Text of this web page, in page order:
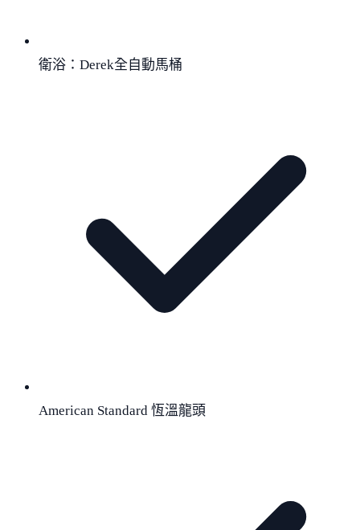
衛浴：Derek全自動馬桶
American Standard 恆溫龍頭